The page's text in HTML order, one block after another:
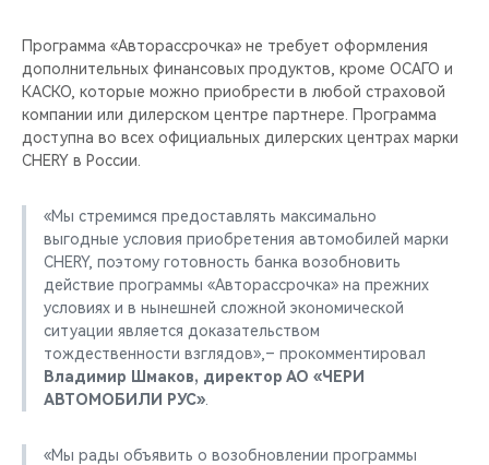
Программа «Авторассрочка» не требует оформления
дополнительных финансовых продуктов, кроме ОСАГО и
КАСКО, которые можно приобрести в любой страховой
компании или дилерском центре партнере. Программа
доступна во всех официальных дилерских центрах марки
CHERY в России.
«Мы стремимся предоставлять максимально
выгодные условия приобретения автомобилей марки
CHERY, поэтому готовность банка возобновить
действие программы «Авторассрочка» на прежних
условиях и в нынешней сложной экономической
ситуации является доказательством
тождественности взглядов»,– прокомментировал
Владимир Шмаков, директор АО «ЧЕРИ
АВТОМОБИЛИ РУС»
«Мы рады объявить о возобновлении программы